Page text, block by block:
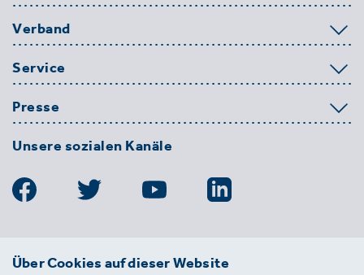
Verband
Service
Presse
Unsere sozialen Kanäle
BDE
Über Cookies auf dieser Website